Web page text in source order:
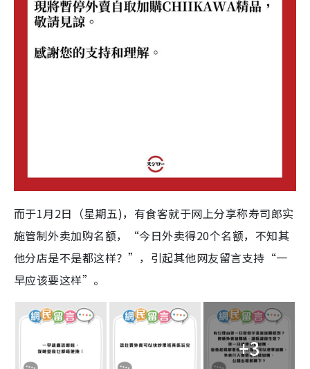
而于1月2日（星期五)，有食客就于网上分享称寿司郎实
施管制外卖加购名额，“今日外卖得20个名额，不知其
他分店是不是都这样？”，引起其他网友留言支持“一
早应该要这样”。
+3